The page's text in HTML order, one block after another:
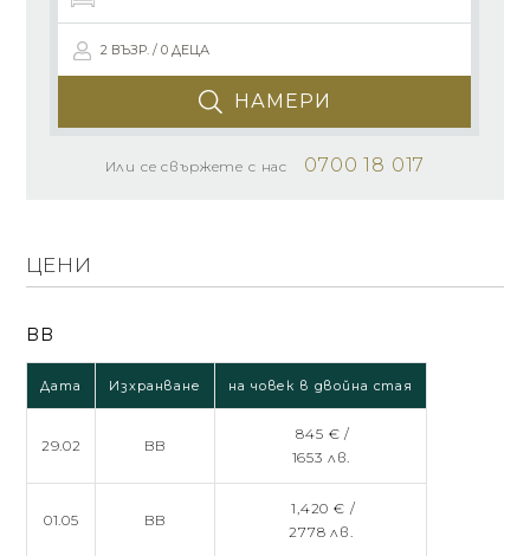
2 ВЪЗР. / 0 ДЕЦА
НАМЕРИ
Или се свържете с нас 0700 18 017
ЦЕНИ
BB
Дата Изхранване на човек в двойна стая
29.02 BB
845 € /
1653 лв.
01.05 BB
1,420 € /
2778 лв.